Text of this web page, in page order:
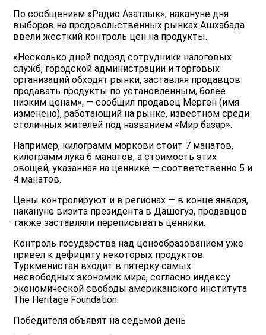
По сообщениям «Радио Азатлык», накануне дня
выборов на продовольственных рынках Ашхабада
ввели жесткий контроль цен на продукты.
«Несколько дней подряд сотрудники налоговых
служб, городской администрации и торговых
организаций обходят рынки, заставляя продавцов
продавать продукты по установленным, более
низким ценам», — сообщил продавец Мерген (имя
изменено), работающий на рынке, известном среди
столичных жителей под названием «Мир базар».
Например, килограмм моркови стоит 7 манатов,
килограмм лука 6 манатов, а стоимость этих
овощей, указанная на ценнике — соответственно 5 и
4 манатов.
Цены контролируют и в регионах — в конце января,
накануне визита президента в Дашогуз, продавцов
также заставляли переписывать ценники.
Контроль государства над ценообразованием уже
привел к дефициту некоторых продуктов.
Туркменистан входит в пятерку самых
несвободных экономик мира, согласно индексу
экономической свободы американского института
The Heritage Foundation.
Победителя объявят на седьмой день